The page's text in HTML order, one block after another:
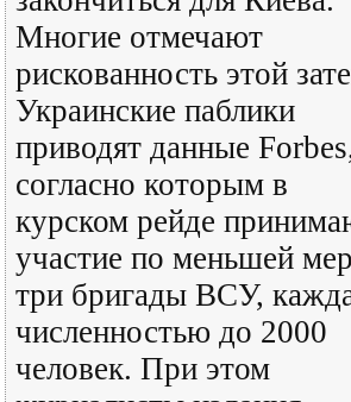
Многие отмечают
рискованность этой
Украинские паблики
приводят данные
согласно которым в
курском рейде
участие по меньшей
три бригады ВСУ,
численностью до 2000
человек. При этом